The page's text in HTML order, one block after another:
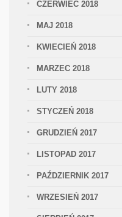
CZERWIEC 2018
MAJ 2018
KWIECIEŃ 2018
MARZEC 2018
LUTY 2018
STYCZEŃ 2018
GRUDZIEŃ 2017
LISTOPAD 2017
PAŹDZIERNIK 2017
WRZESIEŃ 2017